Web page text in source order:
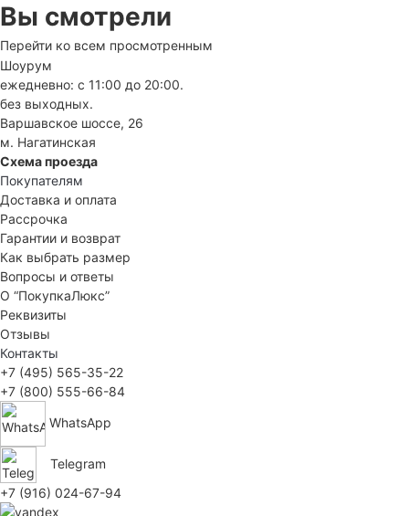
Вы смотрели
Перейти ко всем просмотренным
Шоурум
ежедневно: с 11:00 до 20:00.
без выходных.
Варшавское шоссе, 26
м. Нагатинская
Схема проезда
Покупателям
Доставка и оплата
Рассрочка
Гарантии и возврат
Как выбрать размер
Вопросы и ответы
О “ПокупкаЛюкс”
Реквизиты
Отзывы
Контакты
+7 (495) 565-35-22
+7 (800) 555-66-84
WhatsApp
Telegram
+7 (916) 024-67-94